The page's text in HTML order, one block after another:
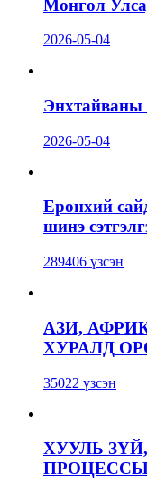
Монгол
2026-05-04
Энхтайваны
2026-05-04
Ерөнхий
шинэ
289406 үзсэн
АЗИ,
ХУРАЛД
35022 үзсэн
ХУУЛЬ